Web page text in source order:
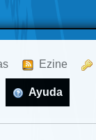
Ezine
Ayuda